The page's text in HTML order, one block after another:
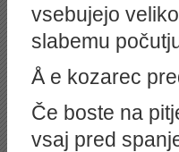
vsebujejo
slabemu
Å e kozarec
Če boste na
vsaj pred